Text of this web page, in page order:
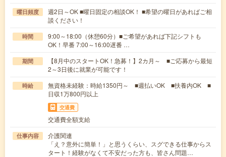
曜日頻度
週2日～OK ■曜日固定の相談OK！ ■希望の曜日があればご相
談ください！
時間
9:00～18:00（休憩60分）■ご希望があれば下記シフトも
OK！早番 7:00～16:00遅番 …
期間
【8月中のスタートOK！急募！】2カ月～ ■ご応募から最短
2～3日後に就業が可能です！
時給
無資格未経験：時給1350円～ ■週払いOK ■扶養内OK ■
日収1万800円以上
交通費
交通費全額支給
仕事内容
介護関連
「え？意外に簡単！」と思うくらい、スグできる仕事からス
タート！経験がなくて不安だった方も、皆さん問題…